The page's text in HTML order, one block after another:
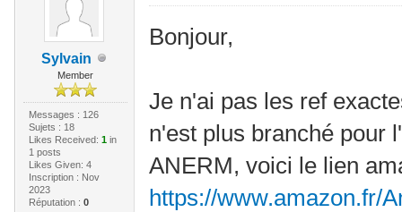
Sylvain
Member
Messages : 126
Sujets : 18
Likes Received: 1in
1 posts
Likes Given: 4
Inscription : Nov
2023
Réputation : 0
Bonjour,
Je n'ai pas les ref
n'est plus branché pour
ANERM, voici le lien
https://www.amazon.fr/